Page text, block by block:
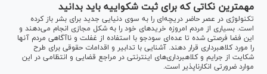
مهمترین نکاتی که برای ثبت شکواییه باید بدانید
تکنولوژی در عصر حاضر دریچه‌ای را به سوی دنیایی جدید برای بشر باز کرده
است. بسیاری از مردم امروزه خرید‌های خود را به شکل مجازی انجام می‌دهند و
این فضا فرصتی شده تا عده‌ای سودجو با استفاده از غفلت و ناآگاهی مردم آنها
را مورد کلاهبرداری قرار دهند. آشنایی با تدابیر و اقدامات حقوقی برای طرح
شکایت از جرایم و کلاهبرداری‌های اینترنتی در مراجع قضایی و انتظامی در این
موارد ضرورتی انکارناپذیر است.